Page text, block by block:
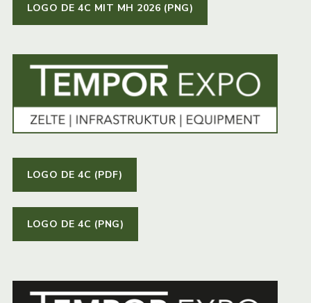
LOGO DE 4C MIT MH 2026 (PNG)
LOGO DE 4C (PDF)
LOGO DE 4C (PNG)